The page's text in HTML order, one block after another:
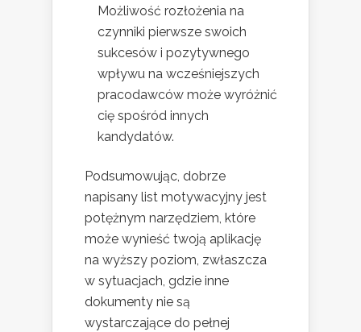
Możliwość rozłożenia na
czynniki pierwsze swoich
sukcesów i pozytywnego
wpływu na wcześniejszych
pracodawców może wyróżnić
cię spośród innych
kandydatów.
Podsumowując, dobrze
napisany list motywacyjny jest
potężnym narzędziem, które
może wynieść twoją aplikację
na wyższy poziom, zwłaszcza
w sytuacjach, gdzie inne
dokumenty nie są
wystarczające do pełnej